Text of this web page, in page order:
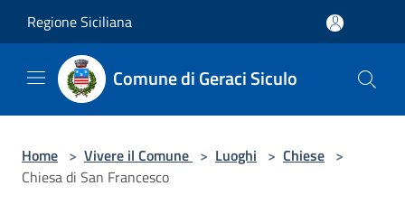
Regione Siciliana
Comune di Geraci Siculo
Home > Vivere il Comune > Luoghi > Chiese >
Chiesa di San Francesco